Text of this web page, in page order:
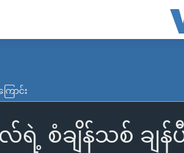
ောင်း
ရဲ့ စံချိန်သစ် ချ